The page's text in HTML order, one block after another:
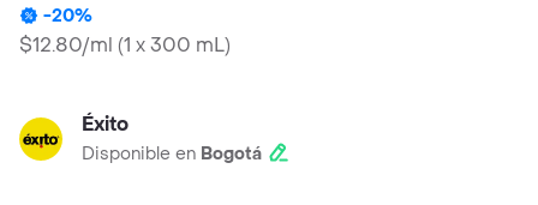
-20%
$12.80/ml (1 x 300 mL)
Éxito
Disponible en Bogotá